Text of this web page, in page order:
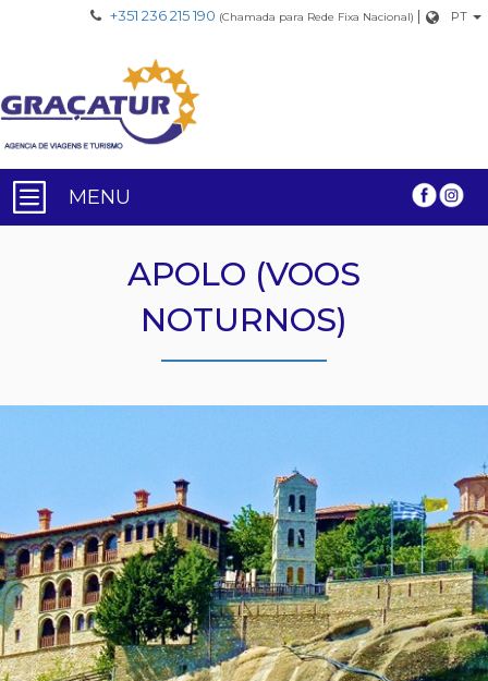
+351 236 215 190 (Chamada para Rede Fixa Nacional) | PT
MENU
APOLO (VOOS
NOTURNOS)